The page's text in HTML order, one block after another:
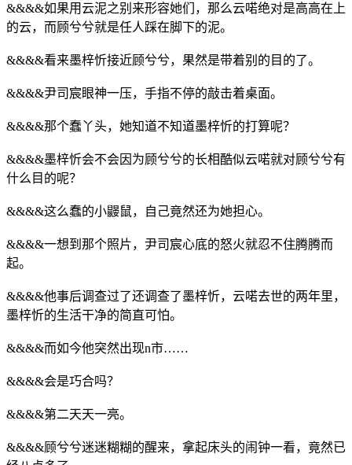
&&&&如果用云泥之别来形容她们，那么云喏绝对是高高在上
的云，而顾兮兮就是任人踩在脚下的泥。
&&&&看来墨梓忻接近顾兮兮，果然是带着别的目的了。
&&&&尹司宸眼神一压，手指不停的敲击着桌面。
&&&&那个蠢丫头，她知道不知道墨梓忻的打算呢？
&&&&墨梓忻会不会因为顾兮兮的长相酷似云喏就对顾兮兮有
什么目的呢？
&&&&这么蠢的小鼹鼠，自己竟然还为她担心。
&&&&一想到那个照片，尹司宸心底的怒火就忍不住腾腾而
起。
&&&&他事后调查过了还调查了墨梓忻，云喏去世的两年里，
墨梓忻的生活干净的简直可怕。
&&&&而如今他突然出现n市……
&&&&会是巧合吗？
&&&&第二天天一亮。
&&&&顾兮兮迷迷糊糊的醒来，拿起床头的闹钟一看，竟然已